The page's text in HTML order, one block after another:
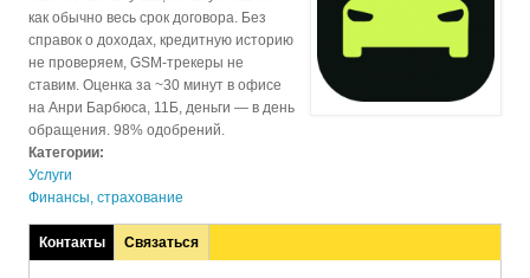
как обычно весь срок договора. Без
справок о доходах, кредитную историю
не проверяем, GSM-трекеры не
ставим. Оценка за ~30 минут в офисе
на Анри Барбюса, 11Б, деньги — в день
обращения. 98% одобрений.
Категории:
Услуги
Финансы, страхование
Контакты
(активная
Связаться